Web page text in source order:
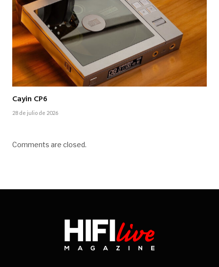
Cayin CP6
28 de julio de 2026
Comments are closed.